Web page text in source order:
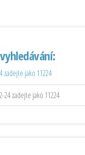
zadejte jako 11224